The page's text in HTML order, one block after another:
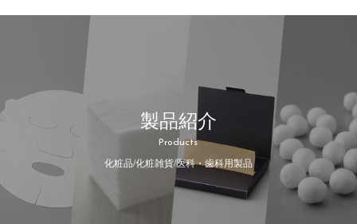
製品紹介
Products
化粧品/化粧雑貨/医科・歯科用製品